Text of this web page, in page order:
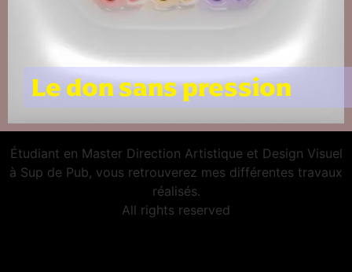
Le don sans pression
Étudiant en Master Direction Artistique et Design Visuel
à Sup de Pub, vous retrouverez mes différentes travaux
réalisés.
All rights reserved